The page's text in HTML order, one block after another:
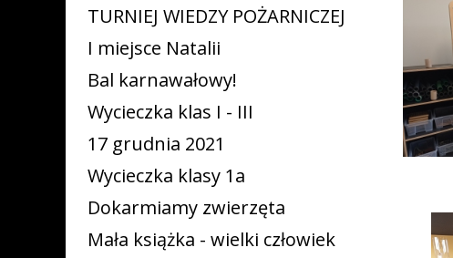
TURNIEJ WIEDZY POŻARNICZEJ
I miejsce Natalii
Bal karnawałowy!
Wycieczka klas I - III
17 grudnia 2021
Wycieczka klasy 1a
Dokarmiamy zwierzęta
Mała książka - wielki człowiek